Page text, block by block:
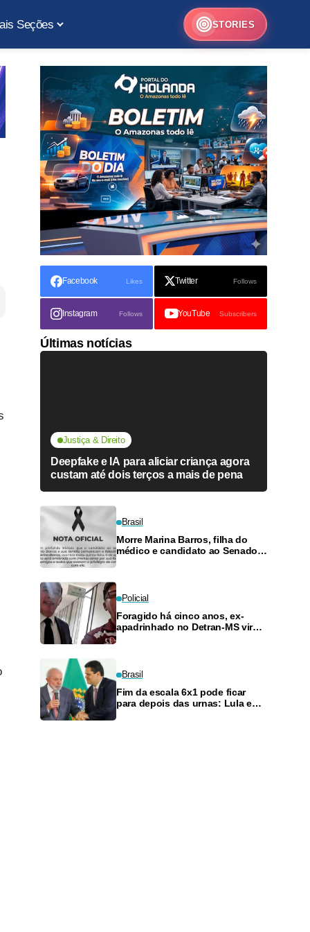
Seções STORIES
Facebook Likes Twitter Follows
Instagram Follows YouTube Subscribers
Últimas notícias
Justiça & Direito
Deepfake e IA para aliciar criança agora
custam até dois terços a mais de pena
Brasil
Morre Marina Barros, filha do
médico e candidato ao Senado
Policial
Foragido há cinco anos, ex-
apadrinhado no Detran-MS vira
Brasil
Fim da escala 6x1 pode ficar
para depois das urnas: Lula e